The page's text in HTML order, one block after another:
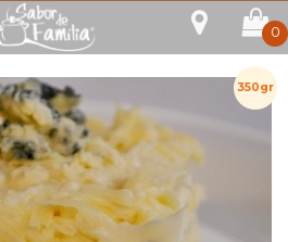
0
350gr